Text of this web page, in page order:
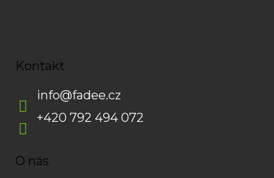
Kontakt
info@fadee.cz
+420 792 494 072
O nás